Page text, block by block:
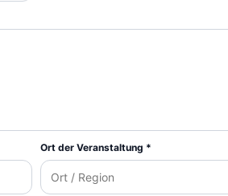
Ort der Veranstaltung *